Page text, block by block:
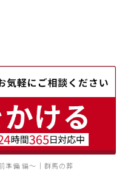
準備 編～｜群馬の葬